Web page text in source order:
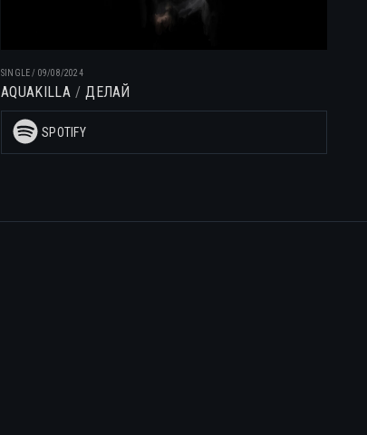
SINGLE/ 09/08/2024
AQUAKILLA ДЕЛАЙ
SPOTIFY